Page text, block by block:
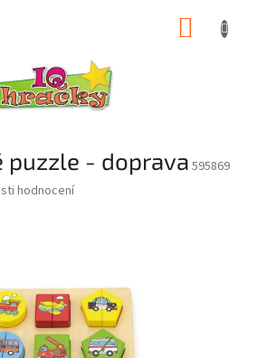
puzzle - doprava 595869
hodnocení